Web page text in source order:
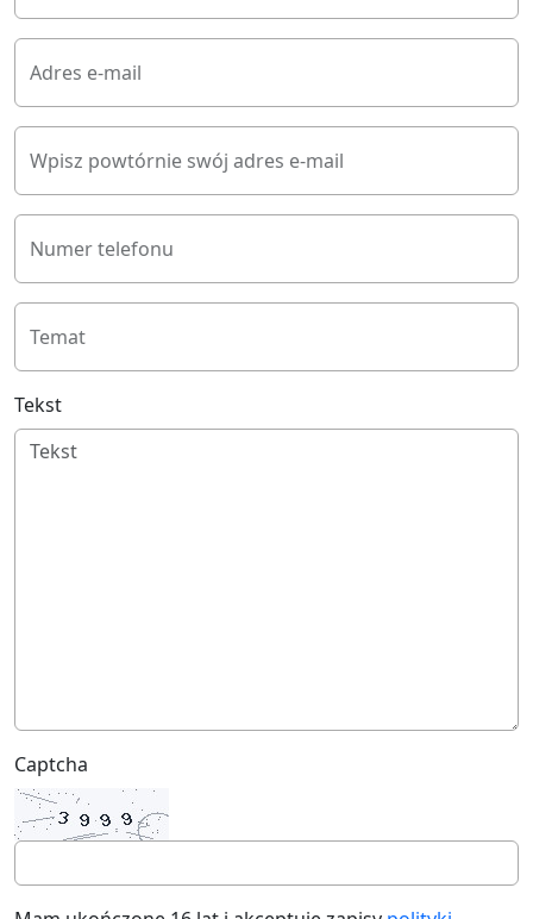
Adres e-mail
Wpisz powtórnie swój adres e-mail
Numer telefonu
Temat
Tekst
Captcha